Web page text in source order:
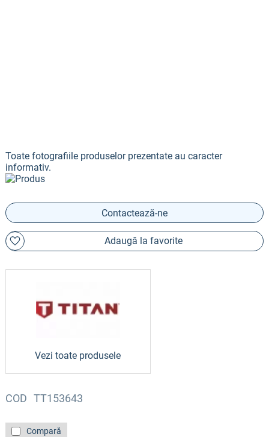
Toate fotografiile produselor prezentate au caracter
informativ.
Compară
COD TT153643
Contactează-ne
Adaugă la favorite
Vezi toate produsele